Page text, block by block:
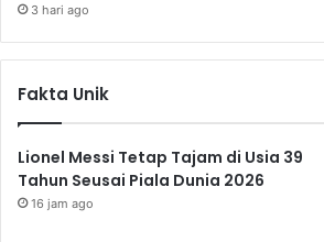
3 hari ago
Fakta Unik
Lionel Messi Tetap Tajam di Usia 39
Tahun Seusai Piala Dunia 2026
16 jam ago